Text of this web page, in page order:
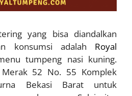
yang bisa diandalkan
konsumsi adalah Royal
tumpeng nasi kuning.
52 No. 55 Komplek
Bekasi Barat untuk